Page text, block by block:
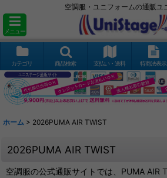
空調服・ユニフォームの通販ユ
メニュー
カテゴリ 商品検索 支払い・送料 特商法表示
ホーム > 2026PUMA AIR TWIST
2026PUMA AIR TWIST
空調服の公式通販サイトでは、PUMA AIR